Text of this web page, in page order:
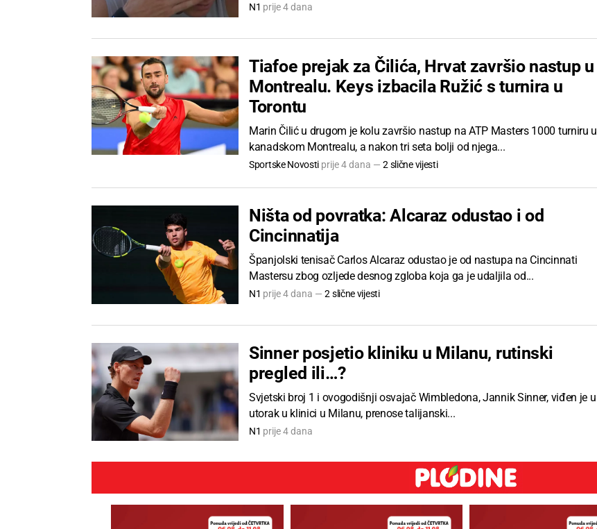
N1 prije 4 dana
Tiafoe prejak za Čilića, Hrvat završio nastup u
Montrealu. Keys izbacila Ružić s turnira u
Torontu
Marin Čilić u drugom je kolu završio nastup na ATP Masters 1000 turniru u
kanadskom Montrealu, a nakon tri seta bolji od njega...
Sportske Novosti prije 4 dana —2 slične vijesti
Ništa od povratka: Alcaraz odustao i od
Cincinnatija
Španjolski tenisač Carlos Alcaraz odustao je od nastupa na Cincinnati
Mastersu zbog ozljede desnog zgloba koja ga je udaljila od...
N1 prije 4 dana —2 slične vijesti
Sinner posjetio kliniku u Milanu, rutinski
pregled ili…?
Svjetski broj 1 i ovogodišnji osvajač Wimbledona, Jannik Sinner, viđen je u
utorak u klinici u Milanu, prenose talijanski...
N1 prije 4 dana